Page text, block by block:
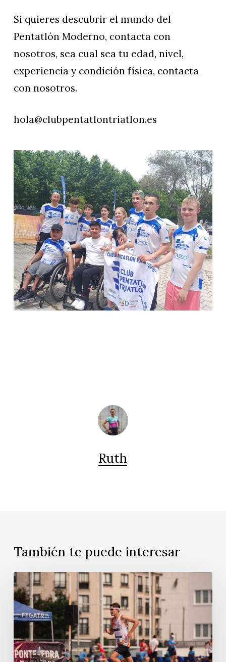
Si quieres descubrir el mundo del
Pentatlón Moderno, contacta con
nosotros, sea cual sea tu edad, nivel,
experiencia y condición física, contacta
con nosotros.
hola@clubpentatlontriatlon.es
Ruth
También te puede interesar